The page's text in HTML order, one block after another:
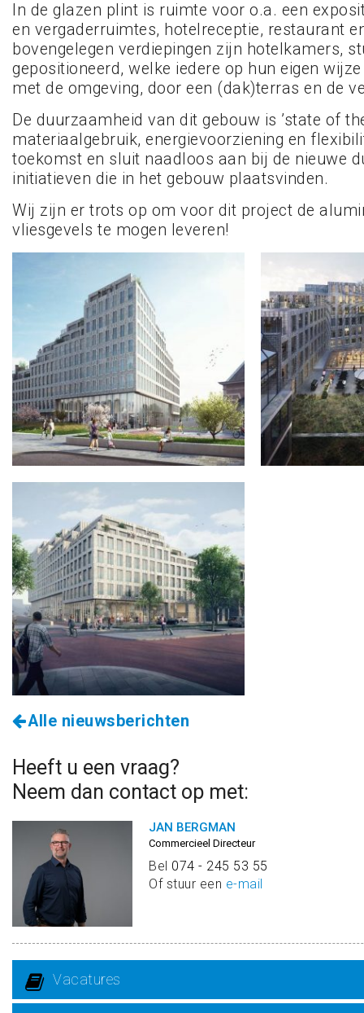
In de glazen plint is ruimte voor o.a. een
en vergaderruimtes, hotelreceptie, restaurant
bovengelegen verdiepingen zijn hotelkamers,
gepositioneerd, welke iedere op hun eigen
met de omgeving, door een (dak)terras en de
De duurzaamheid van dit gebouw is ’state of
materiaalgebruik, energievoorziening en
toekomst en sluit naadloos aan bij de nieuwe
initiatieven die in het gebouw plaatsvinden.
Wij zijn er trots op om voor dit project de
vliesgevels te mogen leveren!
Alle nieuwsberichten
Heeft u een vraag?
Neem dan contact op met:
JAN BERGMAN
Commercieel Directeur
Bel 074 - 245 53 55
Of stuur een e-mail
Vacatures